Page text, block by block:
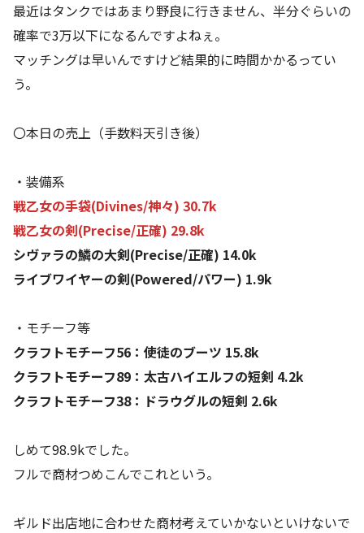
最近はタンクではあまり野良に行きません、半分ぐらいの
確率で3万以下になるんですよねぇ。
マッチングは早いんですけど結果的に時間かかるってい
う。
〇本日の売上（手数料天引き後）
・装備系
戦乙女の手袋(Divines/神々) 30.7k
戦乙女の剣(Precise/正確) 29.8k
シヴァラの鱗の大剣(Precise/正確) 14.0k
ライブワイヤーの剣(Powered/パワー) 1.9k
・モチーフ等
クラフトモチーフ56：使徒のブーツ 15.8k
クラフトモチーフ89：太古ハイエルフの短剣 4.2k
クラフトモチーフ38：ドラウグルの短剣 2.6k
しめて98.9kでした。
フルで商材つめこんでこれという。
ギルド出店地に合わせた商材考えていかないといけないで